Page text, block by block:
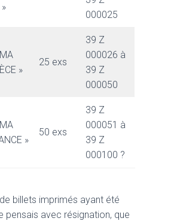
000025
»
25 exs
39 Z
000026 à
39 Z
000050
»
50 exs
39 Z
000051 à
39 Z
000100 ?
billets imprimés ayant été
pensais avec résignation, que